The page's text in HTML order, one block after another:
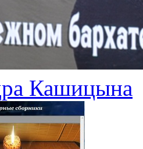
Кашицына